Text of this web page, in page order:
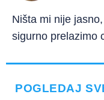
Ništa mi nije
sigurno prelazimo
POGLEDAJ